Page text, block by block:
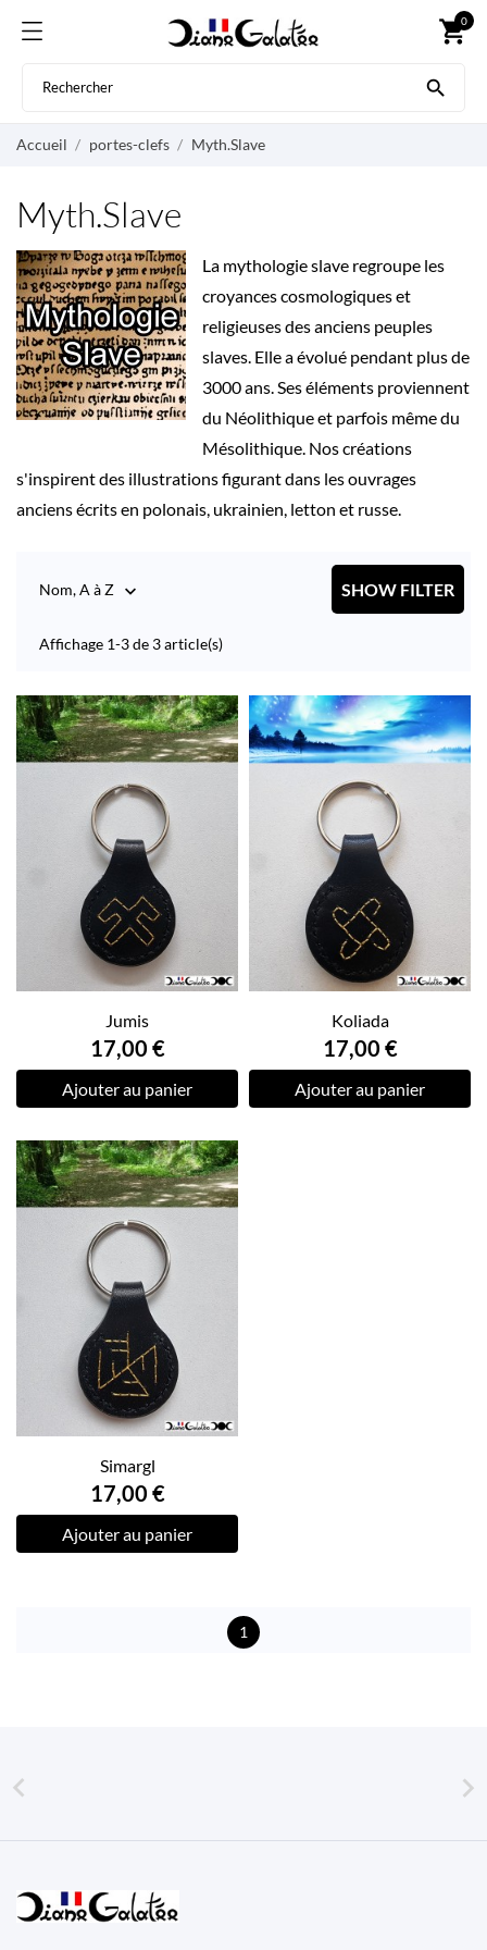
shopping_cart
0

Accueil portes-clefs Myth.Slave
Myth.Slave
La mythologie slave regroupe les
croyances cosmologiques et
religieuses des anciens peuples
slaves. Elle a évolué pendant plus de
3000 ans. Ses éléments proviennent
du Néolithique et parfois même du
Mésolithique. Nos créations
s'inspirent des illustrations figurant dans les ouvrages
anciens écrits en polonais, ukrainien, letton et russe.
Nom, A à Z  SHOW FILTER
Affichage 1-3 de 3 article(s)
Jumis
17,00 €
Ajouter au panier
Koliada
17,00 €
Ajouter au panier
Simargl
17,00 €
Ajouter au panier
1
 